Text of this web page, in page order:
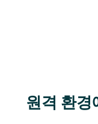
원격 환경